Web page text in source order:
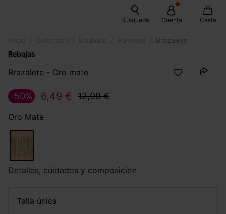
Búsqueda Cuenta Cesta
Brazalete
Rebajas
Brazalete - Oro mate
6,49 € 12,99 €
-50%
Oro Mate
Detalles, cuidados y composición
talla única